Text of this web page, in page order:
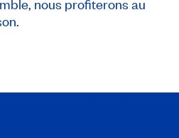
nous profiterons au